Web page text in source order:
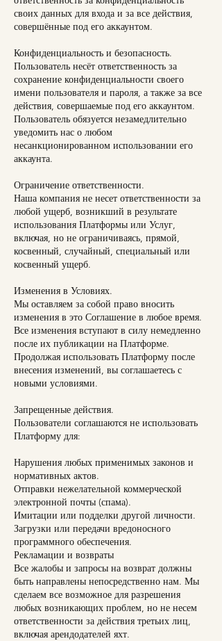
своих данных для входа и за все действия,
совершённые под его аккаунтом.
Конфиденциальность и безопасность.
Пользователь несёт ответственность за
сохранение конфиденциальности своего
имени пользователя и пароля, а также за все
действия, совершаемые под его аккаунтом.
Пользователь обязуется незамедлительно
уведомить нас о любом
несанкционированном использовании его
аккаунта.
Ограничение ответственности.
Наша компания не несет ответственности за
любой ущерб, возникший в результате
использования Платформы или Услуг,
включая, но не ограничиваясь, прямой,
косвенный, случайный, специальный или
косвенный ущерб.
Изменения в Условиях.
Мы оставляем за собой право вносить
изменения в это Соглашение в любое время.
Все изменения вступают в силу немедленно
после их публикации на Платформе.
Продолжая использовать Платформу после
внесения изменений, вы соглашаетесь с
новыми условиями.
Запрещенные действия.
Пользователи соглашаются не использовать
Платформу для:
Нарушения любых применимых законов и
нормативных актов.
Отправки нежелательной коммерческой
электронной почты (спама).
Имитации или подделки другой личности.
Загрузки или передачи вредоносного
программного обеспечения.
Рекламации и возвраты
Все жалобы и запросы на возврат должны
быть направлены непосредственно нам. Мы
сделаем все возможное для разрешения
любых возникающих проблем, но не несем
ответственности за действия третьих лиц,
включая арендодателей яхт.